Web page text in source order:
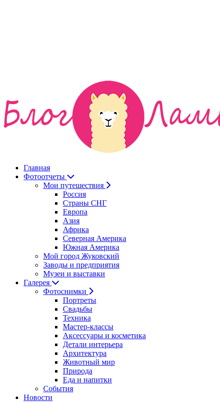
Главная
Фотоотчеты
Мои путешествия
Россия
Страны СНГ
Европа
Азия
Африка
Северная Америка
Южная Америка
Мой город Жуковский
Заводы и предприятия
Музеи и выставки
Галерея
Фотоснимки
Портреты
Свадьбы
Техника
Мастер-классы
Аксессуары и косметика
Детали интерьера
Архитектура
Животный мир
Природа
Еда и напитки
События
Новости